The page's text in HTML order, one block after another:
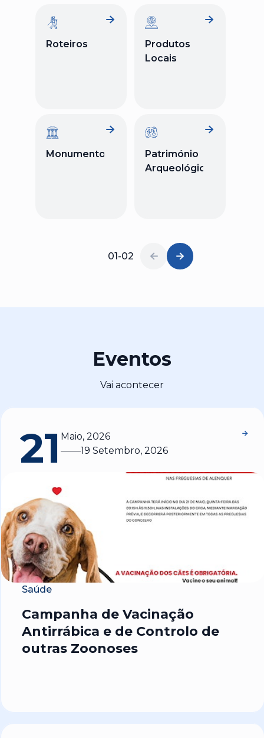
Roteiros
Produtos
Locais
Monumentos
Património
Arqueológico
01-02
Eventos
Vai acontecer
21 Maio, 2026
19 Setembro, 2026
Saúde
Campanha de Vacinação
Antirrábica e de Controlo de
outras Zoonoses